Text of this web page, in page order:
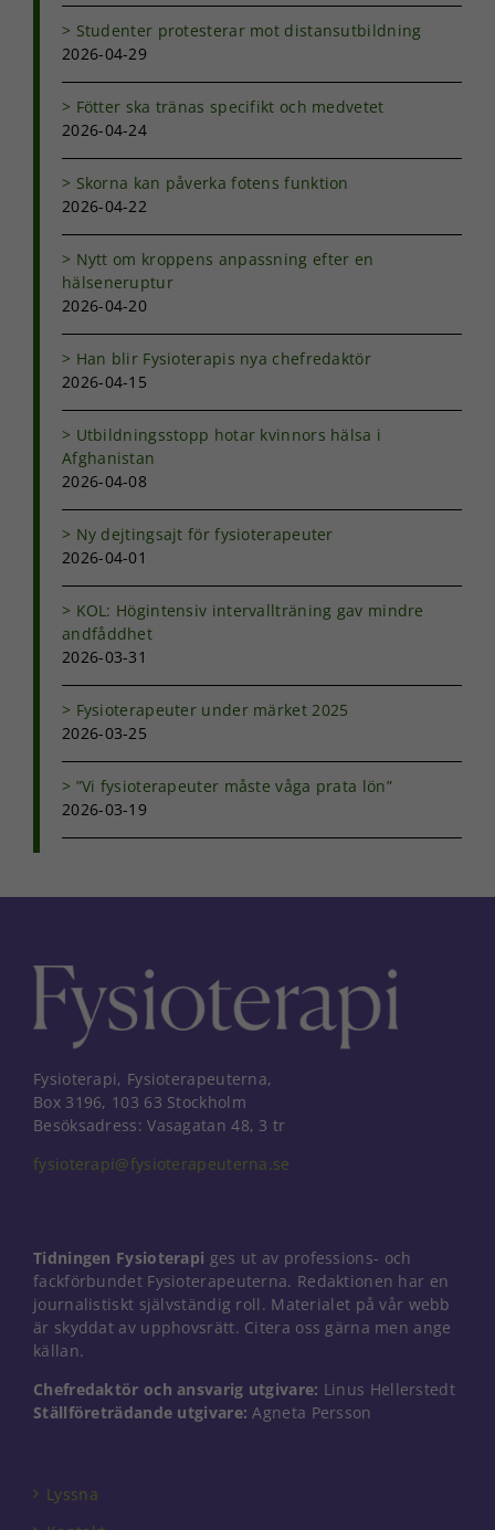
Studenter protesterar mot distansutbildning
2026-04-29
Fötter ska tränas specifikt och medvetet
2026-04-24
Skorna kan påverka fotens funktion
2026-04-22
Nytt om kroppens anpassning efter en
hälseneruptur
2026-04-20
Han blir Fysioterapis nya chefredaktör
2026-04-15
Utbildningsstopp hotar kvinnors hälsa i
Afghanistan
2026-04-08
Ny dejtingsajt för fysioterapeuter
2026-04-01
KOL: Högintensiv intervallträning gav mindre
andfåddhet
2026-03-31
Fysioterapeuter under märket 2025
2026-03-25
”Vi fysioterapeuter måste våga prata lön”
2026-03-19
Fysioterapi, Fysioterapeuterna,
Box 3196, 103 63 Stockholm
Besöksadress: Vasagatan 48, 3 tr
fysioterapi@fysioterapeuterna.se
Tidningen Fysioterapi ges ut av professions- och
fackförbundet Fysioterapeuterna. Redaktionen har en
journalistiskt självständig roll. Materialet på vår webb
är skyddat av upphovsrätt. Citera oss gärna men ange
källan.
Chefredaktör och ansvarig utgivare: Linus Hellerstedt
Ställföreträdande utgivare: Agneta Persson
Lyssna
För att vår
hemsida ska
ditt besök.
de här
kakorna
från
Marknadsföring
beteende när du
personligt
anpassat innehåll
och erbjudanden.